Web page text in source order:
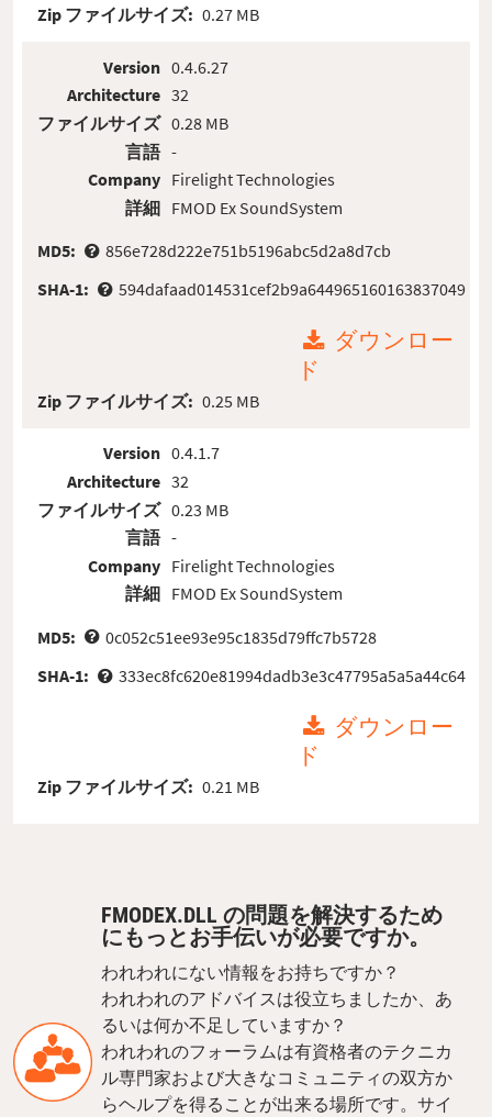
Zip ファイルサイズ: 0.27 MB
Version
Architecture
ファイルサイズ
言語
Company
詳細
0.4.6.27
32
0.28 MB
-
Firelight Technologies
FMOD Ex SoundSystem
MD5:
856e728d222e751b5196abc5d2a8d7cb
SHA-1:
594dafaad014531cef2b9a644965160163837049
ダウンロー
ド
Zip ファイルサイズ: 0.25 MB
Version
Architecture
ファイルサイズ
言語
Company
詳細
0.4.1.7
32
0.23 MB
-
Firelight Technologies
FMOD Ex SoundSystem
MD5:
0c052c51ee93e95c1835d79ffc7b5728
SHA-1:
333ec8fc620e81994dadb3e3c47795a5a5a44c64
ダウンロー
ド
Zip ファイルサイズ: 0.21 MB
FMODEX.DLL の問題を解決するため
にもっとお手伝いが必要ですか。
われわれにない情報をお持ちですか？
われわれのアドバイスは役立ちましたか、あ
るいは何か不足していますか？
われわれのフォーラムは有資格者のテクニカ
ル専門家および大きなコミュニティの双方か
らヘルプを得ることが出来る場所です。サイ